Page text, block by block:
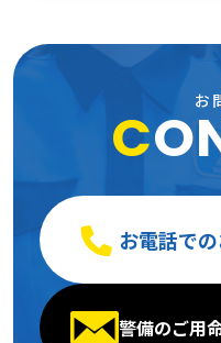
2006年1月
2005年1月
お
C
お電話で
警備のご用